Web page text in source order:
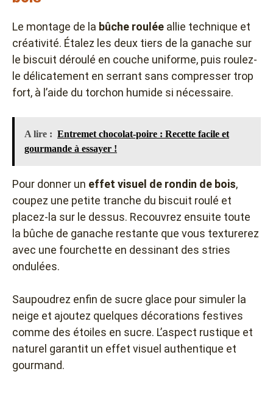
Le montage de la bûche roulée allie technique et
créativité. Étalez les deux tiers de la ganache sur
le biscuit déroulé en couche uniforme, puis roulez-
le délicatement en serrant sans compresser trop
fort, à l’aide du torchon humide si nécessaire.
A lire : Entremet chocolat-poire : Recette facile et
gourmande à essayer !
Pour donner un effet visuel de rondin de bois,
coupez une petite tranche du biscuit roulé et
placez-la sur le dessus. Recouvrez ensuite toute
la bûche de ganache restante que vous texturerez
avec une fourchette en dessinant des stries
ondulées.
Saupoudrez enfin de sucre glace pour simuler la
neige et ajoutez quelques décorations festives
comme des étoiles en sucre. L’aspect rustique et
naturel garantit un effet visuel authentique et
gourmand.